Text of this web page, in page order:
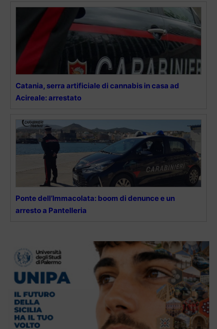
Catania, serra artificiale di cannabis in casa ad
Acireale: arrestato
Ponte dell’Immacolata: boom di denunce e un
arresto a Pantelleria